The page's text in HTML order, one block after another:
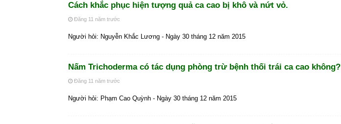
Cách khắc phục hiện tượng quả ca cao bị khô và nứt vỏ.
Đăng 11 năm trước
Người hỏi: Nguyễn Khắc Lương - Ngày 30 tháng 12 năm 2015
Nấm Trichoderma có tác dụng phòng trừ bệnh thối trái ca cao không?
Đăng 11 năm trước
Người hỏi: Phạm Cao Quỳnh - Ngày 30 tháng 12 năm 2015